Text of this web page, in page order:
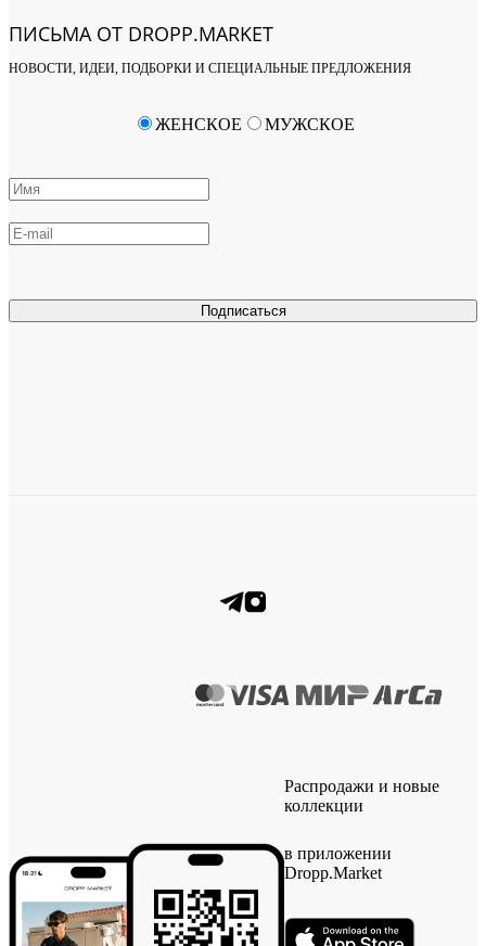
ПИСЬМА ОТ DROPP.MARKET
НОВОСТИ, ИДЕИ, ПОДБОРКИ И СПЕЦИАЛЬНЫЕ ПРЕДЛОЖЕНИЯ
Подписаться
ЖЕНСКОЕ МУЖСКОЕ
Распродажи и новые
коллекции
в приложении
Dropp.Market